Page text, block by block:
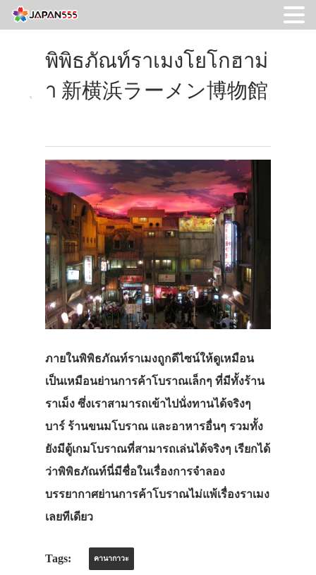
พิพิธภัณท์ราเมงโยโกฮาม่
า 新横浜ラーメン博物館
ภายในพิพิธภัณท์ราเมงถูกดีไซน์ให้ดูเหมือน
เป็นเหมือนย่านการค้าโบราณเล็กๆ ที่มีทั้งร้าน
ราเม็ง ซึ่งเราสามารถเข้าไปนั่งทานได้จริงๆ
บาร์ ร้านขนมโบราณ และอาหารอื่นๆ รวมทั้ง
ยังมีตู้เกมโบราณที่สามารถเล่นได้จริงๆ เรียกได้
ว่าพิพิธภัณท์นี่มีชื่อในเรื่องการจำลอง
บรรยากาศย่านการค้าโบราณไม่แพ้เรื่องราเมง
เลยทีเดียว
Tags: คานากาวะ